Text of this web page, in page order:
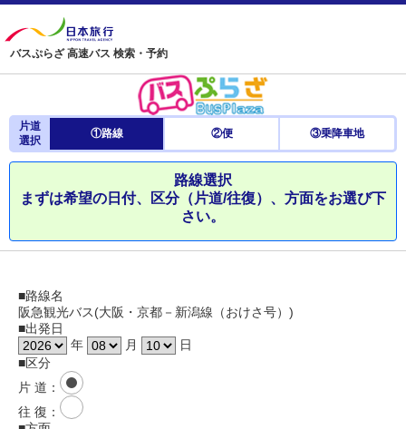
バスぷらざ 高速バス 検索・予約
片道
選択
①路線 ②便 ③乗降車地
路線選択
まずは希望の日付、区分（片道/往復）、方面をお選び下
さい。
■路線名
阪急観光バス(大阪・京都－新潟線（おけさ号）)
■出発日
年
月
日
■区分
片 道 ：
往 復 ：